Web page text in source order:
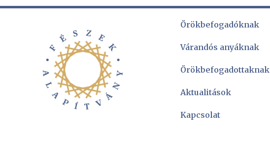
Örökbefogadóknak
Várandós anyáknak
Örökbefogadottaknak
Aktualitások
Kapcsolat